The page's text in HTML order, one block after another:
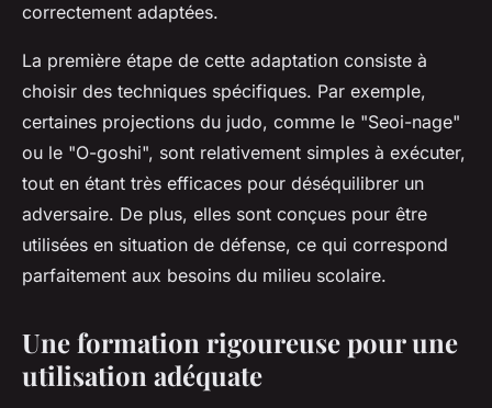
correctement adaptées.
La première étape de cette adaptation consiste à
choisir des techniques spécifiques. Par exemple,
certaines projections du judo, comme le "Seoi-nage"
ou le "O-goshi", sont relativement simples à exécuter,
tout en étant très efficaces pour déséquilibrer un
adversaire. De plus, elles sont conçues pour être
utilisées en situation de défense, ce qui correspond
parfaitement aux besoins du milieu scolaire.
Une formation rigoureuse pour une
utilisation adéquate